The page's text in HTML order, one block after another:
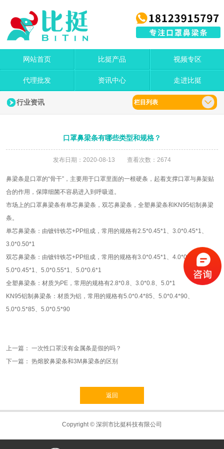
网站首页 比挺产品 视频专区
代理批发 资讯中心 走进比挺
行业资讯 栏目列表
口罩鼻梁条有哪些类型和规格？
发布日期：2020-08-13 查看次数：2674
鼻梁条是口罩的“骨干”，主要用于口罩里面的一根硬条，起着支撑口罩与鼻架贴
合的作用，保障细菌不容易进入到呼吸道。
市场上的口罩鼻梁条有单芯鼻梁条，双芯鼻梁条，全塑鼻梁条和KN95铝制鼻梁
条。
单芯鼻梁条：由镀锌铁芯+PP组成，常用的规格有2.5*0.45*1、3.0*0.45*1、
3.0*0.50*1
双芯鼻梁条：由镀锌铁芯+PP组成，常用的规格有3.0*0.45*1、4.0*0.45*1、
5.0*0.45*1、5.0*0.55*1、5.0*0.6*1
全塑鼻梁条：材质为PE，常用的规格有2.8*0.8、3.0*0.8、5.0*1
KN95铝制鼻梁条：材质为铝，常用的规格有5.0*0.4*85、5.0*0.4*90、
5.0*0.5*85、5.0*0.5*90
上一篇： 一次性口罩没有金属条是假的吗？
下一篇： 热熔胶鼻梁条和3M鼻梁条的区别
返回
Copyright © 深圳市比挺科技有限公司